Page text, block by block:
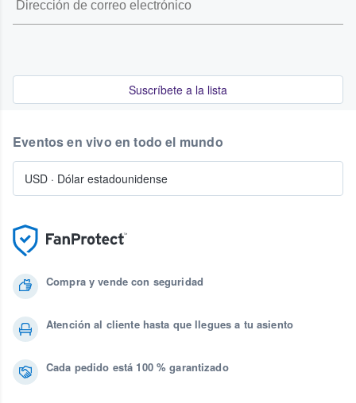
Suscríbete a la lista
Compra y vende con seguridad
Atención al cliente hasta que llegues a tu asiento
Cada pedido está 100 % garantizado
Eventos en vivo en todo el mundo
USD · Dólar estadounidense